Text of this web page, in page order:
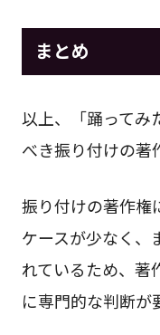
まとめ
以上、「踊ってみ
べき振り付けの著
振り付けの著作権
ケースが少なく、
れているため、著
に専門的な判断が